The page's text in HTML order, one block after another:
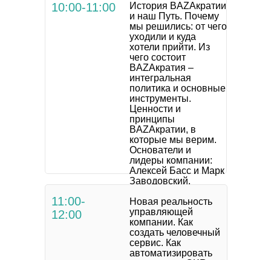
История BAZAкратии
и наш Путь. Почему
мы решились: от чего
уходили и куда
хотели прийти. Из
чего состоит
BAZAкратия –
интегральная
политика и основные
инструменты.
Ценности и
принципы
BAZAкратии, в
которые мы верим.
Основатели и
лидеры компании:
Алексей Басс и Марк
Заводовский.
10:00-11:00
Новая реальность
управляющей
компании. Как
создать человечный
сервис. Как
автоматизировать
11:00-
12:00